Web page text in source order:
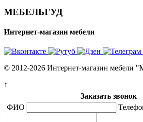
МЕБЕЛЬГУД
Интернет-магазин мебели
© 2012-2026 Интернет-магазин мебели
↑
Заказать звонок
ФИО